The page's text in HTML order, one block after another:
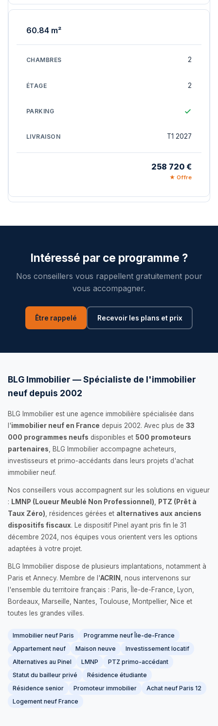
60.84 m²
2
2
T1 2027
258 720 €
★ Offre
Intéressé par ce programme ?
Nos conseillers vous rappellent gratuitement pour
vous accompagner.
Être rappelé Recevoir les plans et prix
BLG Immobilier — Spécialiste de l'immobilier
neuf depuis 2002
BLG Immobilier est une agence immobilière spécialisée dans
l'immobilier neuf en France depuis 2002. Avec plus de 33
000 programmes neufs disponibles et 500 promoteurs
partenaires , BLG Immobilier accompagne acheteurs,
investisseurs et primo-accédants dans leurs projets d'achat
immobilier neuf.
Nos conseillers vous accompagnent sur les solutions en vigueur
: LMNP (Loueur Meublé Non Professionnel)
PTZ (Prêt à
Taux Zéro) , résidences gérées et alternatives aux anciens
dispositifs fiscaux. Le dispositif Pinel ayant pris fin le 31
décembre 2024, nos équipes vous orientent vers les options
adaptées à votre projet.
BLG Immobilier dispose de plusieurs implantations, notamment à
Paris et Annecy. Membre de l'ACRIN
, nous intervenons sur
l'ensemble du territoire français : Paris, Île-de-France, Lyon,
Bordeaux, Marseille, Nantes, Toulouse, Montpellier, Nice et
toutes les grandes villes.
Immobilier neuf Paris
Programme neuf Île-de-France
Appartement neuf
Maison neuve
Investissement locatif
Alternatives au Pinel
LMNP
PTZ primo-accédant
Statut du bailleur privé
Résidence étudiante
Résidence senior
Promoteur immobilier
Achat neuf Paris 12
Logement neuf France